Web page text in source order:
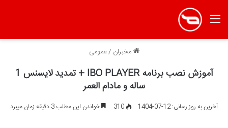
منو
مخبران /عمومی
آموزش نصب برنامه IBO PLAYER + تمدید لایسنس 1
ساله و مادام العمر
آخرین به روز رسانی: 12-07-1404 310 خواندن این مطلب 3 دقیقه زمان میبرد